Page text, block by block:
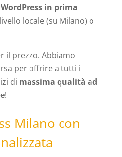
in prima
locale (su Milano) o
il prezzo. Abbiamo
per offrire a tutti i
di massima qualità ad
!
Milano con